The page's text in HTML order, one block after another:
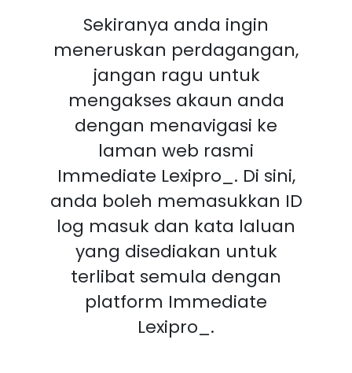
Sekiranya anda ingin
meneruskan perdagangan,
jangan ragu untuk
mengakses akaun anda
dengan menavigasi ke
laman web rasmi
Immediate Lexipro_. Di sini,
anda boleh memasukkan ID
log masuk dan kata laluan
yang disediakan untuk
terlibat semula dengan
platform Immediate
Lexipro_.